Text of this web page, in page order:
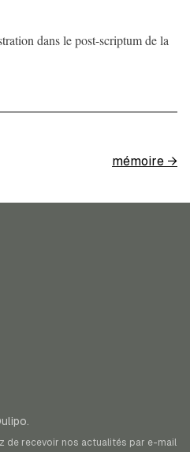
dans le post-scriptum de la
mémoire →
de recevoir nos actualités par e-mail